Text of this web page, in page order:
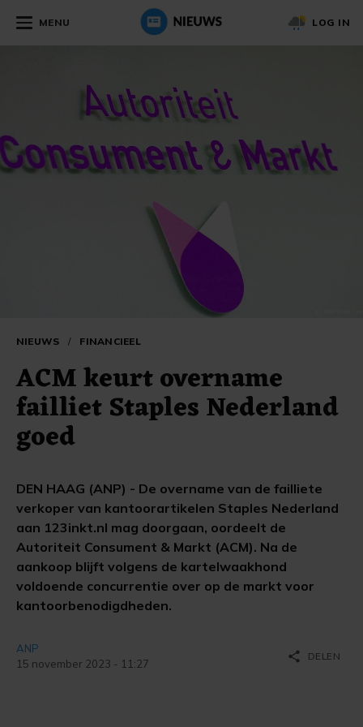
MENU LOG IN
NIEUWS / FINANCIEEL
ACM keurt overname
failliet Staples Nederland
goed
DEN HAAG (ANP) - De overname van de failliete
verkoper van kantoorartikelen Staples Nederland
aan 123inkt.nl mag doorgaan, oordeelt de
Autoriteit Consument & Markt (ACM). Na de
aankoop blijft volgens de kartelwaakhond
voldoende concurrentie over op de markt voor
kantoorbenodigdheden.
ANP
15 november 2023 - 11:27
share DELEN